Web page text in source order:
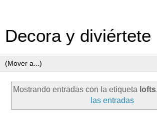
Decora y diviértete
Mostrando entradas con la etiqueta lofts.
las entradas